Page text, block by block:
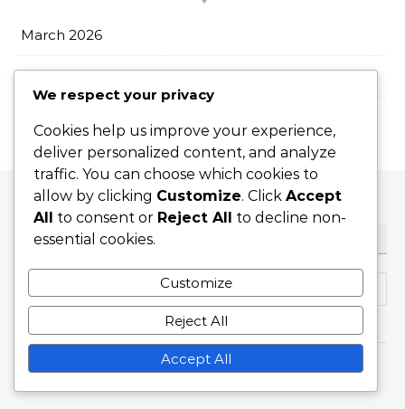
March 2026
February 2026
Graceful Theme byOptima Themes
We respect your privacy
Cookies help us improve your experience,
deliver personalized content, and analyze
traffic. You can choose which cookies to
allow by clicking Customize. Click Accept
All to consent or Reject All to decline non-
essential cookies.
Customize
Reject All
Accept All